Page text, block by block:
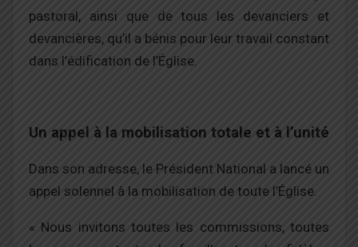
pastoral, ainsi que de tous les devanciers et
devancières, qu’il a bénis pour leur travail constant
dans l’édification de l’Église.
Un appel à la mobilisation totale et à l’unité
Dans son adresse, le Président National a lancé un
appel solennel à la mobilisation de toute l’Église.
« Nous invitons toutes les commissions, toutes